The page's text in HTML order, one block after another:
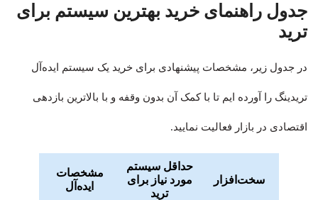
جدول راهنمای خرید بهترین سیستم برای
ترید
در جدول زیر، مشخصات پیشنهادی برای خرید یک سیستم ایده‌آل
تریدینگ را آورده ایم تا با کمک آن بدون وقفه و با بالاترین بازدهی
اقتصادی در بازار فعالیت نمایید.
سخت‌افزار
حداقل سیستم
مورد نیاز برای
ترید
مشخصات
ایده‌آل